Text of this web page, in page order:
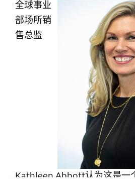
全球事业
部场所销
售总监
Kathleen Abbott认为这是一